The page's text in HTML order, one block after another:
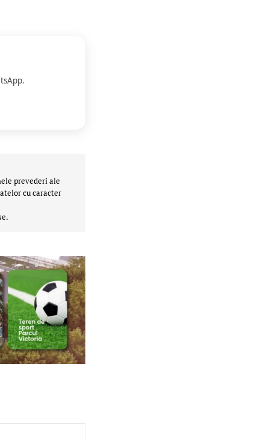
prevederi ale
cu caracter